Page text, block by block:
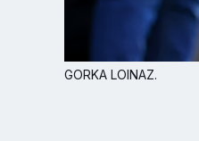
GORKA LOINAZ.